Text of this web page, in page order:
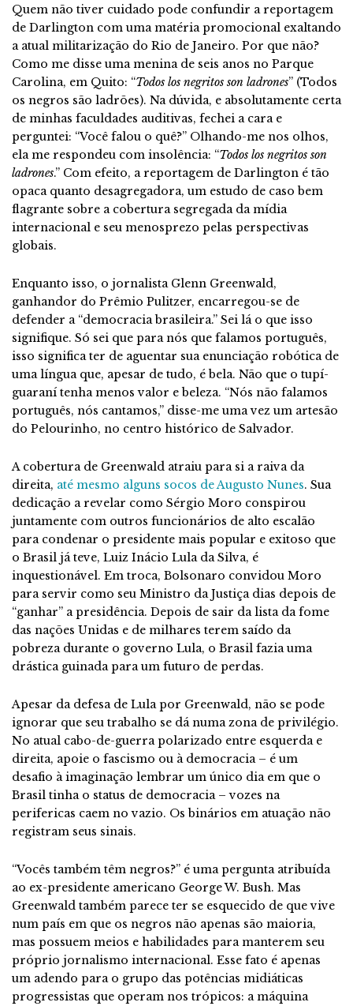
Quem não tiver cuidado pode confundir a reportagem
de Darlington com uma matéria promocional exaltando
a atual militarização do Rio de Janeiro. Por que não?
Como me disse uma menina de seis anos no Parque
Carolina, em Quito: “Todos los negritos son ladrones” (Todos
os negros são ladrões). Na dúvida, e absolutamente certa
de minhas faculdades auditivas, fechei a cara e
perguntei: “Você falou o quê?” Olhando-me nos olhos,
ela me respondeu com insolência: “Todos los negritos son
ladrones.” Com efeito, a reportagem de Darlington é tão
opaca quanto desagregadora, um estudo de caso bem
flagrante sobre a cobertura segregada da mídia
internacional e seu menosprezo pelas perspectivas
globais.
Enquanto isso, o jornalista Glenn Greenwald,
ganhandor do Prêmio Pulitzer, encarregou-se de
defender a “democracia brasileira.” Sei lá o que isso
signifique. Só sei que para nós que falamos português,
isso significa ter de aguentar sua enunciação robótica de
uma língua que, apesar de tudo, é bela. Não que o tupí-
guaraní tenha menos valor e beleza. “Nós não falamos
português, nós cantamos,” disse-me uma vez um artesão
do Pelourinho, no centro histórico de Salvador.
A cobertura de Greenwald atraiu para si a raiva da
direita, até mesmo alguns socos de Augusto Nunes. Sua
dedicação a revelar como Sérgio Moro conspirou
juntamente com outros funcionários de alto escalão
para condenar o presidente mais popular e exitoso que
o Brasil já teve, Luiz Inácio Lula da Silva, é
inquestionável. Em troca, Bolsonaro convidou Moro
para servir como seu Ministro da Justiça dias depois de
“ganhar” a presidência. Depois de sair da lista da fome
das nações Unidas e de milhares terem saído da
pobreza durante o governo Lula, o Brasil fazia uma
drástica guinada para um futuro de perdas.
Apesar da defesa de Lula por Greenwald, não se pode
ignorar que seu trabalho se dá numa zona de privilégio.
No atual cabo-de-guerra polarizado entre esquerda e
direita, apoie o fascismo ou à democracia – é um
desafio à imaginação lembrar um único dia em que o
Brasil tinha o status de democracia – vozes na
perifericas caem no vazio. Os binários em atuação não
registram seus sinais.
“Vocês também têm negros?” é uma pergunta atribuída
ao ex-presidente americano George W. Bush. Mas
Greenwald também parece ter se esquecido de que vive
num país em que os negros não apenas são maioria,
mas possuem meios e habilidades para manterem seu
próprio jornalismo internacional. Esse fato é apenas
um adendo para o grupo das potências midiáticas
progressistas que operam nos trópicos: a máquina